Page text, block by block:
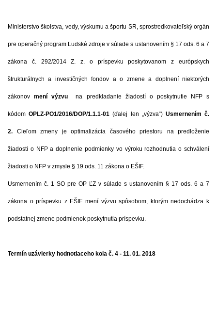
Ministerstvo školstva, vedy, výskumu a športu SR, sprostredkovateľský orgán
pre operačný program Ľudské zdroje v súlade s ustanovením § 17 ods. 6 a 7
zákona č. 292/2014 Z. z. o príspevku poskytovanom z európskych
štrukturálnych a investičných fondov a o zmene a doplnení niektorých
zákonovmení výzvu na predkladanie žiadostí o poskytnutie NFP s
kódomOPLZ-PO1/2016/DOP/1.1.1-01 (ďalej len „výzva“) Usmernením č.
2. Cieľom zmeny je optimalizácia časového priestoru na predloženie
žiadosti o NFP a doplnenie podmienky vo výroku rozhodnutia o schválení
žiadosti o NFP v zmysle § 19 ods. 11 zákona o EŠIF.
Usmernením č. 1 SO pre OP ĽZ v súlade s ustanovením § 17 ods. 6 a 7
zákona o príspevku z EŠIF mení výzvu spôsobom, ktorým nedochádza k
podstatnej zmene podmienok poskytnutia príspevku.
Termín uzávierky hodnotiaceho kola č. 4 - 11. 01. 2018